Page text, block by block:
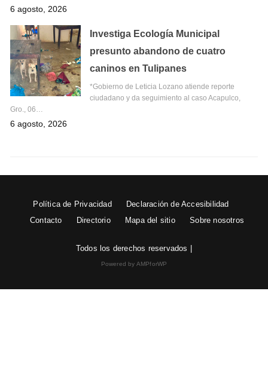
6 agosto, 2026
Investiga Ecología Municipal
presunto abandono de cuatro
caninos en Tulipanes
*Gobierno de Leticia Lozano atiende reporte
ciudadano y da seguimiento al caso Acapulco,
Gro., 06…
6 agosto, 2026
Política de Privacidad
Declaración de Accesibilidad
Contacto
Directorio Mapa del sitio Sobre nosotros
Todos los derechos reservados |
Powered by AMPforWP